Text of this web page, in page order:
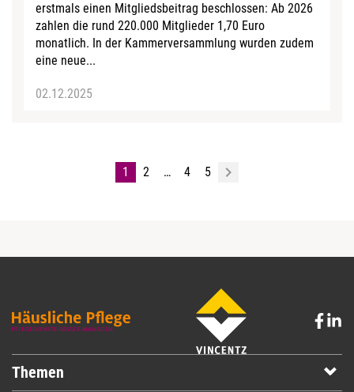
erstmals einen Mitgliedsbeitrag beschlossen: Ab 2026
zahlen die rund 220.000 Mitglieder 1,70 Euro
monatlich. In der Kammerversammlung wurden zudem
eine neue...
02.12.2025
1 2 … 4 5
Themen